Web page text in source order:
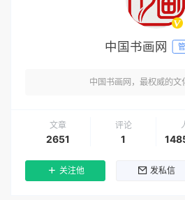
中国书画网
中国书画网，最权威的文
文章
2651
评论
1
关注他 发私信